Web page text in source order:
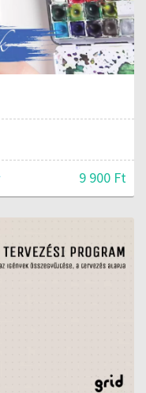
9 900 Ft